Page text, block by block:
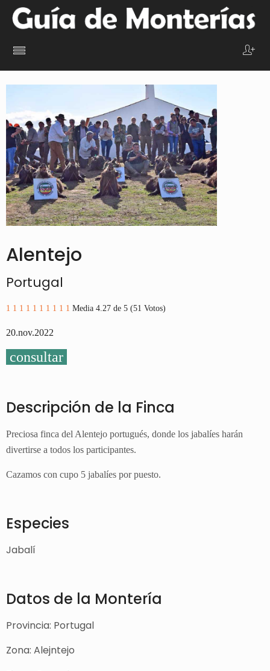
Alentejo
Portugal
1 1 1 1 1 1 1 1 1 1 Media 4.27 de 5 (51 Votos)
20.nov.2022
consultar
Descripción de la Finca
Preciosa finca del Alentejo portugués, donde los jabalíes harán
divertirse a todos los participantes.
Cazamos con cupo 5 jabalíes por puesto.
Especies
Jabalí
Datos de la Montería
Provincia: Portugal
Zona: Alejntejo